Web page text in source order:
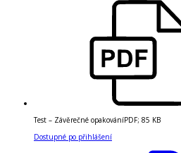
Test – Závěrečné opakováníPDF; 85 KB
Dostupné po přihlášení